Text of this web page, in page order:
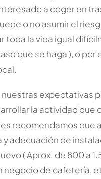
a coger en
o no asumir el
toda la vida igual
que se haga ), o
expectativas
la actividad que
recomendamos que
adecuación de
( Aprox. de 800 a
negocio de cafetería,